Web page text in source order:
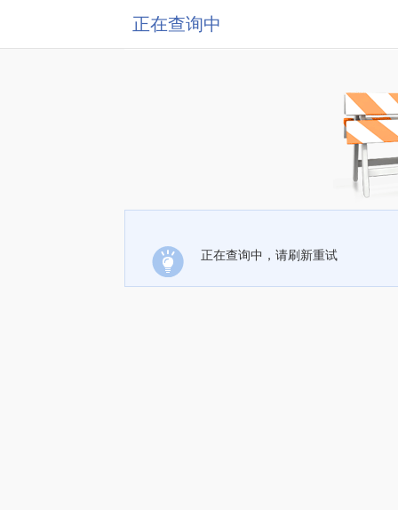
正在查询中
正在查询中，请刷新重试